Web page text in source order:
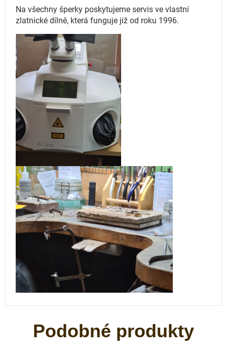
Na všechny šperky poskytujeme servis ve vlastní
zlatnické dílně, která funguje již od roku 1996.